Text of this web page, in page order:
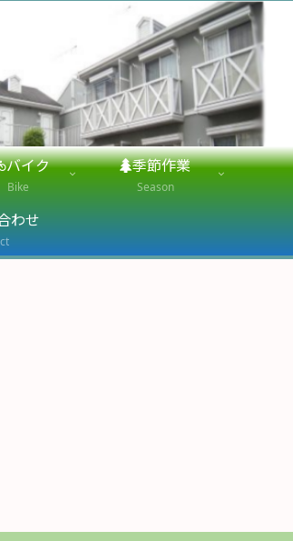
バイク
Bike
季節作業
Season
わせ